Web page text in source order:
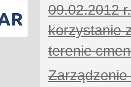
09.02.2012
korzystanie
terenie